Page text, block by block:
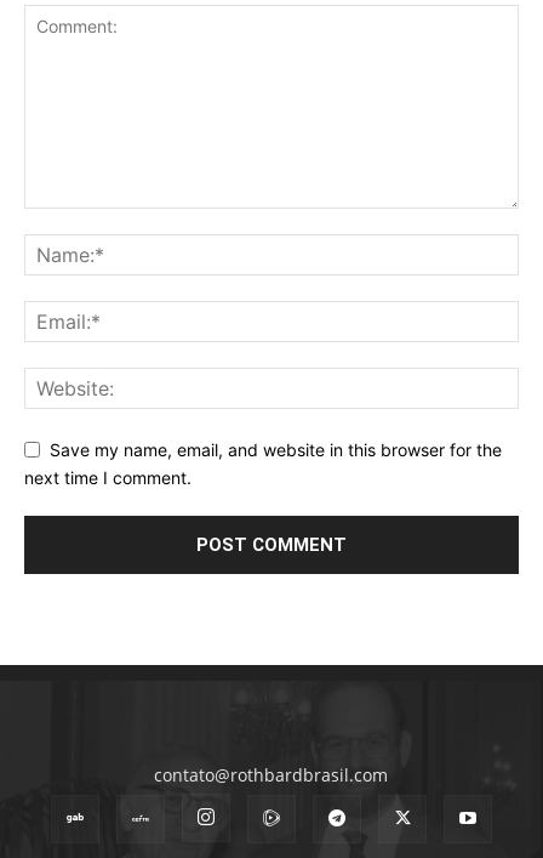
Save my name, email, and website in this browser for the
next time I comment.
contato@rothbardbrasil.com